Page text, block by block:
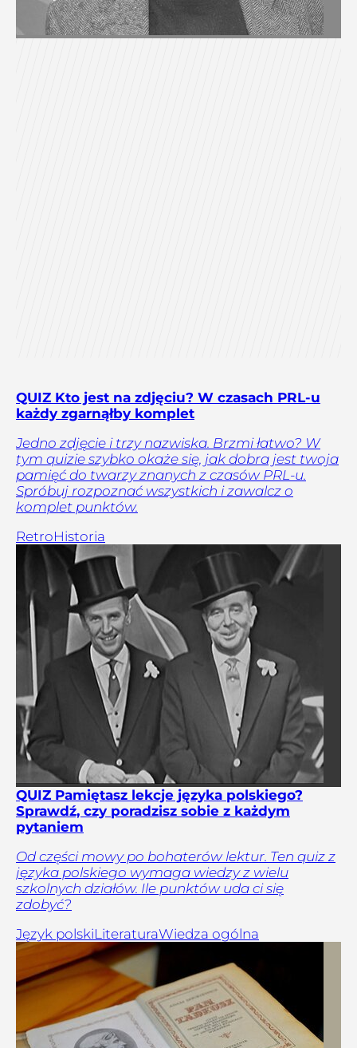
QUIZ Kto jest na zdjęciu? W czasach PRL-u
każdy zgarnąłby komplet
Jedno zdjęcie i trzy nazwiska. Brzmi łatwo? W
tym quizie szybko okaże się, jak dobra jest twoja
pamięć do twarzy znanych z czasów PRL-u.
Spróbuj rozpoznać wszystkich i zawalcz o
komplet punktów.
RetroHistoria
QUIZ Pamiętasz lekcje języka polskiego?
Sprawdź, czy poradzisz sobie z każdym
pytaniem
Od części mowy po bohaterów lektur. Ten quiz z
języka polskiego wymaga wiedzy z wielu
szkolnych działów. Ile punktów uda ci się
zdobyć?
Język polskiLiteraturaWiedza ogólna